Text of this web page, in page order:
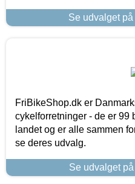
Se udvalget
FriBikeShop.dk er
cykelforretninger - de er 99
landet og er alle sammen
se deres udvalg.
Se udvalget